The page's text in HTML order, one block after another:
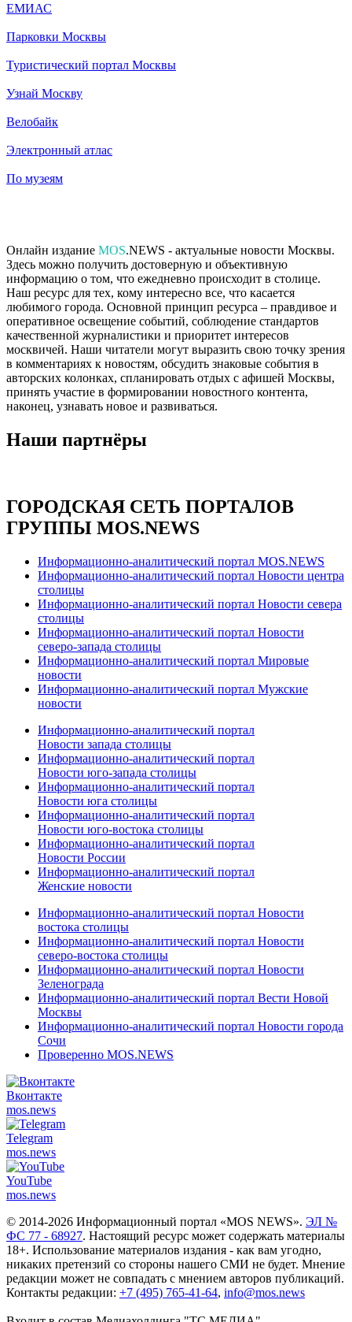
ЕМИАС
Парковки Москвы
Туристический портал Москвы
Узнай Москву
Велобайк
Электронный атлас
По музеям
Онлайн издание MOS.NEWS - актуальные новости Москвы.
Здесь можно получить достоверную и объективную
информацию о том, что ежедневно происходит в столице.
Наш ресурс для тех, кому интересно все, что касается
любимого города. Основной принцип ресурса – правдивое и
оперативное освещение событий, соблюдение стандартов
качественной журналистики и приоритет интересов
москвичей. Наши читатели могут выразить свою точку зрения
в комментариях к новостям, обсудить знаковые события в
авторских колонках, спланировать отдых с афишей Москвы,
принять участие в формировании новостного контента,
наконец, узнавать новое и развиваться.
Наши партнёры
ГОРОДСКАЯ СЕТЬ ПОРТАЛОВ
ГРУППЫ MOS.NEWS
Информационно-аналитический портал MOS.NEWS
Информационно-аналитический портал Новости центра
столицы
Информационно-аналитический портал Новости севера
столицы
Информационно-аналитический портал Новости
северо-запада столицы
Информационно-аналитический портал Мировые
новости
Информационно-аналитический портал Мужские
новости
Информационно-аналитический портал
Новости запада столицы
Информационно-аналитический портал
Новости юго-запада столицы
Информационно-аналитический портал
Новости юга столицы
Информационно-аналитический портал
Новости юго-востока столицы
Информационно-аналитический портал
Новости России
Информационно-аналитический портал
Женские новости
Информационно-аналитический портал Новости
востока столицы
Информационно-аналитический портал Новости
северо-востока столицы
Информационно-аналитический портал Новости
Зеленограда
Информационно-аналитический портал Вести Новой
Москвы
Информационно-аналитический портал Новости города
Сочи
Проверенно MOS.NEWS
Вконтакте
mos.news
Telegram
mos.news
YouTube
mos.news
© 2014-2026 Информационный портал «MOS NEWS». ЭЛ №
ФС 77 - 68927. Настоящий ресурс может содержать материалы
18+. Использование материалов издания - как вам угодно,
никаких претензий со стороны нашего СМИ не будет. Мнение
редакции может не совпадать с мнением авторов публикаций.
Контакты редакции: +7 (495) 765-41-64, info@mos.news